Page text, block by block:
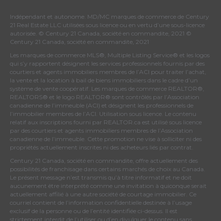
Indépendant et autonome. MD/MC marques de commerce de Century
21 Real Estate LLC utilisées sous licence ou en vertu d’une sous-licence
autorisée. © Century 21 Canada, société en commandite, 2021 ©
Century 21 Canada, société en commandite, 2021
Les marques de commerce MLS®, Multiple Listing Service® et les logos
qui s’y rapportent désignent les services professionnels fournis par des
courtiers et agents immobiliers membres de l’ACI pour traiter l’achat,
la vente et la location à bail de biens immobiliers dans le cadre d’un
système de vente coopératif. Les marques de commerce REALTOR®,
REALTORS® et le logo REALTOR® sont contrôlés par l’Association
canadienne de l’immeuble (ACI) et désignent les professionnels de
l’immobilier membres de l’ACI. Utilisation sous licence. Le contenu
relatif aux inscriptions fourni par REALTOR.ca est utilisé sous licence
par des courtiers et agents immobiliers membres de l’Association
canadienne de l’immeuble . Cette promotion ne vise à solliciter ni des
propriétés actuellement inscrites ni des acheteurs liés par contrat.
Century 21 Canada, société en commandite, offre actuellement des
possibilités de franchisage dans certains marchés de choix au Canada.
Le présent message n’est transmis qu’à titre informatif et ne doit
aucunement être interprété comme une invitation à quiconque serait
actuellement affilié à une autre société de courtage immobilier. Ce
courriel contient de l’information confidentielle destinée à l’usage
exclusif de la personne ou de l’entité identifiée ci-dessus. Il est
strictement interdit de l’utiliser ou d’en divulguer le contenu sans